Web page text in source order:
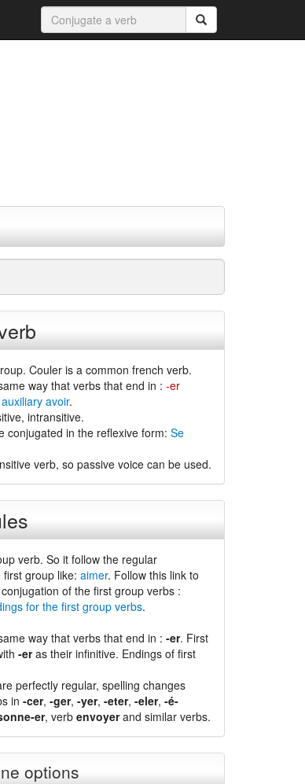
Couler is a common french verb.
way that verbs that end in : -er
auxiliary avoir.
intransitive.
conjugated in the reflexive form: Se
verb, so passive voice can be used.
verb. So it follow the regular
group like: aimer. Follow this link to
of the first group verbs :
for the first group verbs.
way that verbs that end in : -er. First
-eras their infinitive. Endings of first
perfectly regular, spelling changes
in -cer, -ger, -yer, -eter, -eler, -é-
er, verb envoyerand similar verbs.
options